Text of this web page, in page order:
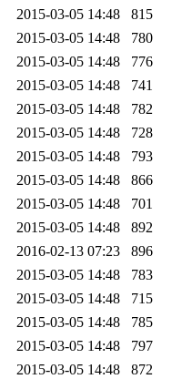
2015-03-05 14:48
815
2015-03-05 14:48
780
2015-03-05 14:48
776
2015-03-05 14:48
741
2015-03-05 14:48
782
2015-03-05 14:48
728
2015-03-05 14:48
793
2015-03-05 14:48
866
2015-03-05 14:48
701
2015-03-05 14:48
892
2016-02-13 07:23
896
2015-03-05 14:48
783
2015-03-05 14:48
715
2015-03-05 14:48
785
2015-03-05 14:48
797
2015-03-05 14:48
872